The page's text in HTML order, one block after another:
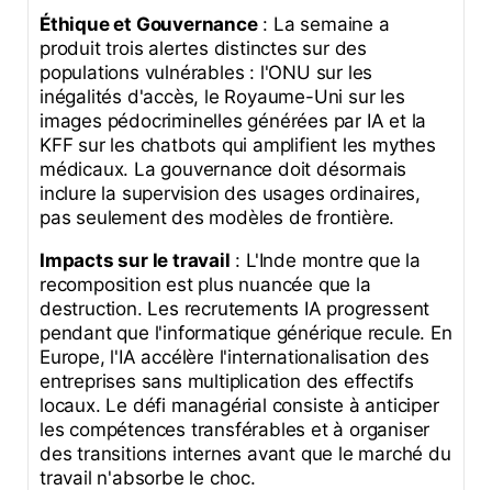
Éthique et Gouvernance: La semaine a
produit trois alertes distinctes sur des
populations vulnérables : l'ONU sur les
inégalités d'accès, le Royaume-Uni sur les
images pédocriminelles générées par IA et la
KFF sur les chatbots qui amplifient les mythes
médicaux. La gouvernance doit désormais
inclure la supervision des usages ordinaires,
pas seulement des modèles de frontière.
Impacts sur le travail : L'Inde montre que la
recomposition est plus nuancée que la
destruction. Les recrutements IA progressent
pendant que l'informatique générique recule. En
Europe, l'IA accélère l'internationalisation des
entreprises sans multiplication des effectifs
locaux. Le défi managérial consiste à anticiper
les compétences transférables et à organiser
des transitions internes avant que le marché du
travail n'absorbe le choc.